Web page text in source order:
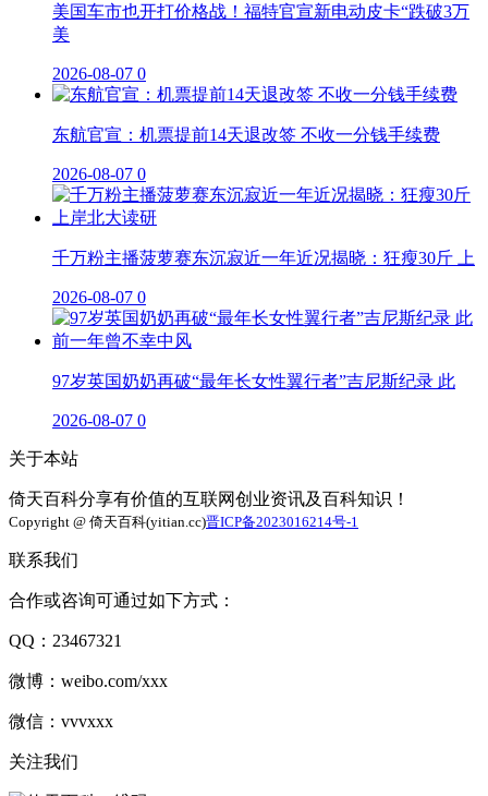
美国车市也开打价格战！福特官宣新电动皮卡“跌破3万
美
2026-08-07 0
东航官宣：机票提前14天退改签 不收一分钱手续费
2026-08-07 0
千万粉主播菠萝赛东沉寂近一年近况揭晓：狂瘦30斤 上
2026-08-07 0
97岁英国奶奶再破“最年长女性翼行者”吉尼斯纪录 此
2026-08-07 0
关于本站
倚天百科分享有价值的互联网创业资讯及百科知识！
Copyright @ 倚天百科(yitian.cc)晋ICP备2023016214号-1
联系我们
合作或咨询可通过如下方式：
QQ：23467321
微博：weibo.com/xxx
微信：vvvxxx
关注我们